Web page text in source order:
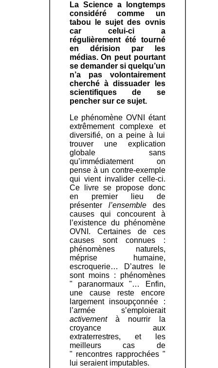
La Science a longtemps
considéré comme un
tabou le sujet des ovnis
car celui-ci a
régulièrement été tourné
en dérision par les
médias. On peut pourtant
se demander si quelqu’un
n’a pas volontairement
cherché à dissuader les
scientifiques de se
pencher sur ce sujet.
Le phénomène OVNI étant
extrêmement complexe et
diversifié, on a peine à lui
trouver une explication
globale sans
qu’immédiatement on
pense à un contre-exemple
qui vient invalider celle-ci.
Ce livre se propose donc
en premier lieu de
présenter l’ensembledes
causes qui concourent à
l’existence du phénomène
OVNI. Certaines de ces
causes sont connues :
phénomènes naturels,
méprise humaine,
escroquerie… D’autres le
sont moins : phénomènes
" paranormaux "… Enfin,
une cause reste encore
largement insoupçonnée :
l’armée s’emploierait
activementà nourrir la
croyance aux
extraterrestres, et les
meilleurs cas de
" rencontres rapprochées "
lui seraient imputables.